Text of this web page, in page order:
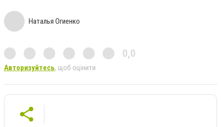
Наталья Огиенко
0,0
Авторизуйтесь, щоб оцінити